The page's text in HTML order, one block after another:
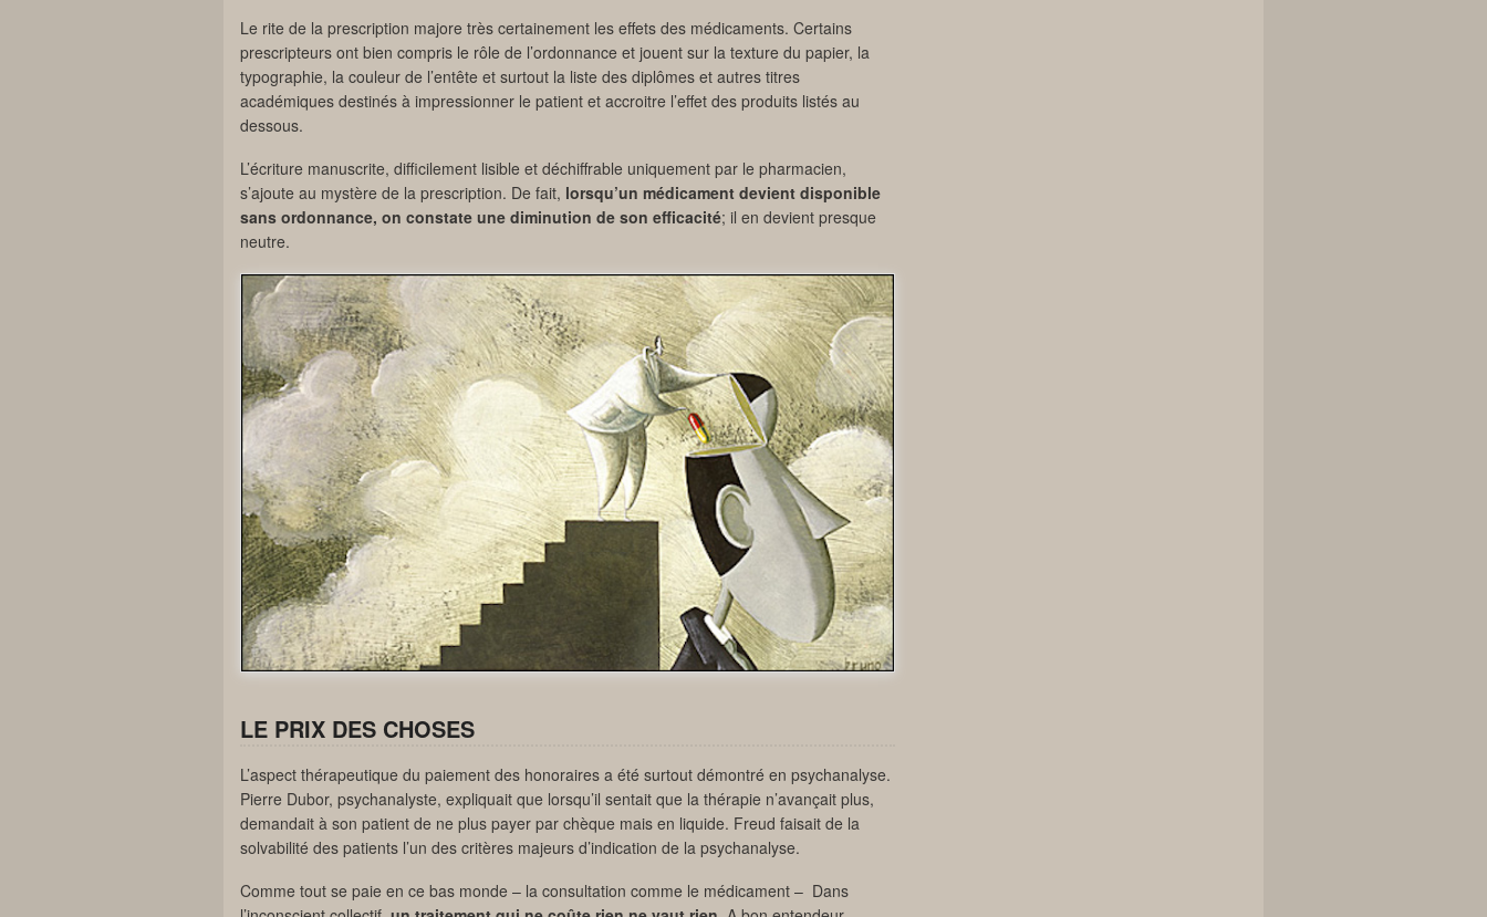
Le rite de la prescription majore très certainement les effets des médicaments. Certains
prescripteurs ont bien compris le rôle de l’ordonnance et jouent sur la texture du papier, la
typographie, la couleur de l’entête et surtout la liste des diplômes et autres titres
académiques destinés à impressionner le patient et accroitre l’effet des produits listés au
dessous.
L’écriture manuscrite, difficilement lisible et déchiffrable uniquement par le pharmacien,
s’ajoute au mystère de la prescription. De fait, lorsqu’un médicament devient disponible
sans ordonnance, on constate une diminution de son efficacité; il en devient presque
neutre.
LE PRIX DES CHOSES
L’aspect thérapeutique du paiement des honoraires a été surtout démontré en psychanalyse.
Pierre Dubor, psychanalyste, expliquait que lorsqu’il sentait que la thérapie n’avançait plus,
demandait à son patient de ne plus payer par chèque mais en liquide. Freud faisait de la
solvabilité des patients l’un des critères majeurs d’indication de la psychanalyse.
Comme tout se paie en ce bas monde – la consultation comme le médicament – Dans